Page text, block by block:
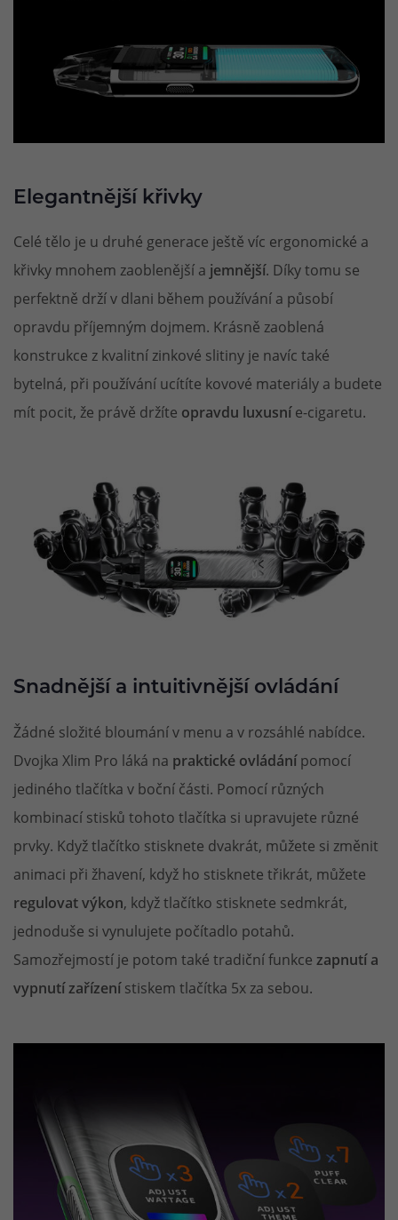
Elegantnější křivky
Celé tělo je u druhé generace ještě víc ergonomické a
křivky mnohem zaoblenější a jemnější. Díky tomu se
perfektně drží v dlani během používání a působí
opravdu příjemným dojmem. Krásně zaoblená
konstrukce z kvalitní zinkové slitiny je navíc také
bytelná, při používání ucítíte kovové materiály a budete
mít pocit, že právě držíte opravdu luxusníe-cigaretu.
Snadnější a intuitivnější ovládání
Žádné složité bloumání v menu a v rozsáhlé nabídce.
Dvojka Xlim Pro láká na praktické ovládánípomocí
jediného tlačítka v boční části. Pomocí různých
kombinací stisků tohoto tlačítka si upravujete různé
prvky. Když tlačítko stisknete dvakrát, můžete si změnit
animaci při žhavení, když ho stisknete třikrát, můžete
regulovat výkon, když tlačítko stisknete sedmkrát,
jednoduše si vynulujete počítadlo potahů.
Samozřejmostí je potom také tradiční funkce zapnutí a
vypnutí zařízenístiskem tlačítka 5x za sebou.